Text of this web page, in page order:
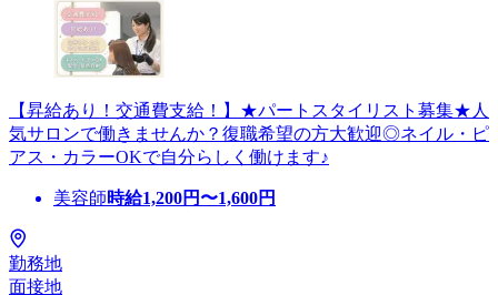
【昇給あり！交通費支給！】★パートスタイリスト募集★人
気サロンで働きませんか？復職希望の方大歓迎◎ネイル・ピ
アス・カラーOKで自分らしく働けます♪
美容師時給1,200円〜1,600円
勤務地
面接地